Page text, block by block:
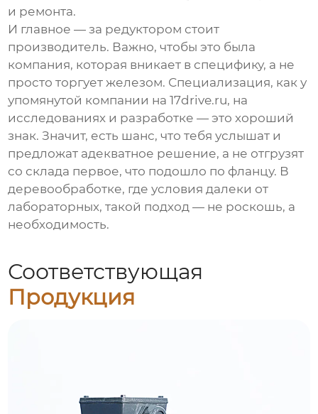
и ремонта.
И главное — за редуктором стоит
производитель. Важно, чтобы это была
компания, которая вникает в специфику, а не
просто торгует железом. Специализация, как у
упомянутой компании на17drive.ru, на
исследованиях и разработке — это хороший
знак. Значит, есть шанс, что тебя услышат и
предложат адекватное решение, а не отгрузят
со склада первое, что подошло по фланцу. В
деревообработке, где условия далеки от
лабораторных, такой подход — не роскошь, а
необходимость.
Соответствующая
Продукция